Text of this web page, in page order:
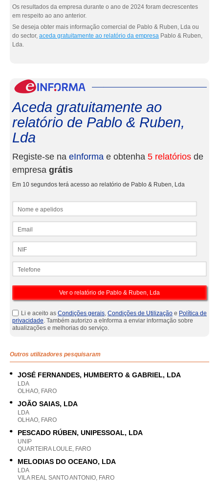
Os resultados da empresa durante o ano de 2024 foram decrescentes
em respeito ao ano anterior.
Se deseja obter mais informação comercial de Pablo & Ruben, Lda ou
do sector, aceda gratuitamente ao relatório da empresa Pablo & Ruben,
Lda.
Aceda gratuitamente ao
relatório de Pablo & Ruben,
Lda
Registe-se na eInforma e obtenha 5 relatórios de
empresa grátis
Em 10 segundos terá acesso ao relatório de Pablo & Ruben, Lda
Li e aceito as Condições gerais, Condições de Utilização e Política de
privacidade. Também autorizo a eInforma a enviar informação sobre
atualizações e melhorias do serviço.
Outros utilizadores pesquisaram
JOSÉ FERNANDES, HUMBERTO & GABRIEL, LDA
LDA
OLHAO, FARO
JOÃO SAIAS, LDA
LDA
OLHAO, FARO
PESCADO RÚBEN, UNIPESSOAL, LDA
UNIP
QUARTEIRA LOULE, FARO
MELODIAS DO OCEANO, LDA
LDA
VILA REAL SANTO ANTONIO, FARO